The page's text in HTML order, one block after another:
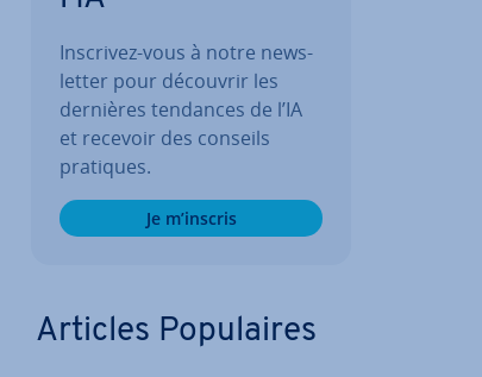
Inscrivez-vous à notre news­
let­ter pour découvrir les
dernières tendances de l’IA
et recevoir des conseils
pratiques.
Je m’inscris
Articles Po­pu­laires